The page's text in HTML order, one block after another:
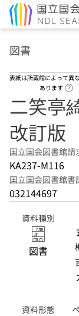
図書
表紙は所蔵館によって異
あります
二笑亭
改訂版
国立国会図書館請
KA237-M116
国立国会図書館書
032144697
資料種別
図書
資料形態